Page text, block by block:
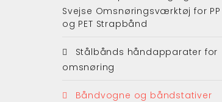
Svejse Omsnøringsværktøj for PP
og PET Strapbånd
Stålbånds håndapparater for
omsnøring
Båndvogne og båndstativer